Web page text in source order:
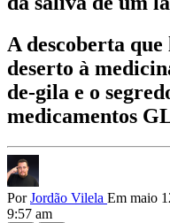
A descoberta
deserto à
de-gila e o
medicamentos
PorJordão Vilela Em maio
9:57 am